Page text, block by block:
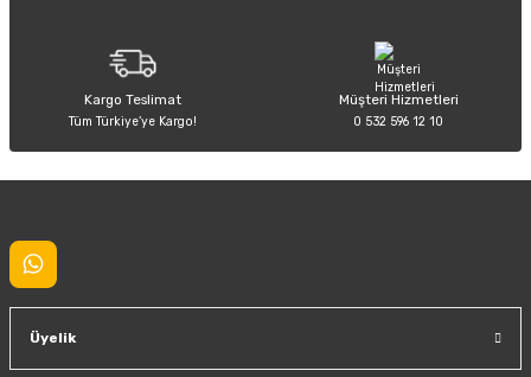
Kargo Teslimat
Tüm Türkiye’ye Kargo!
Müşteri Hizmetleri
0 532 596 12 10
Üyelik